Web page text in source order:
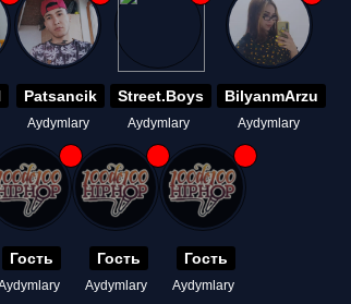
Patsancik
Aydymlary
Street.Boys
Aydymlary
BilyanmArzu
Aydymlary
Гость Гость
Aydymlary
Гость
Aydymlary